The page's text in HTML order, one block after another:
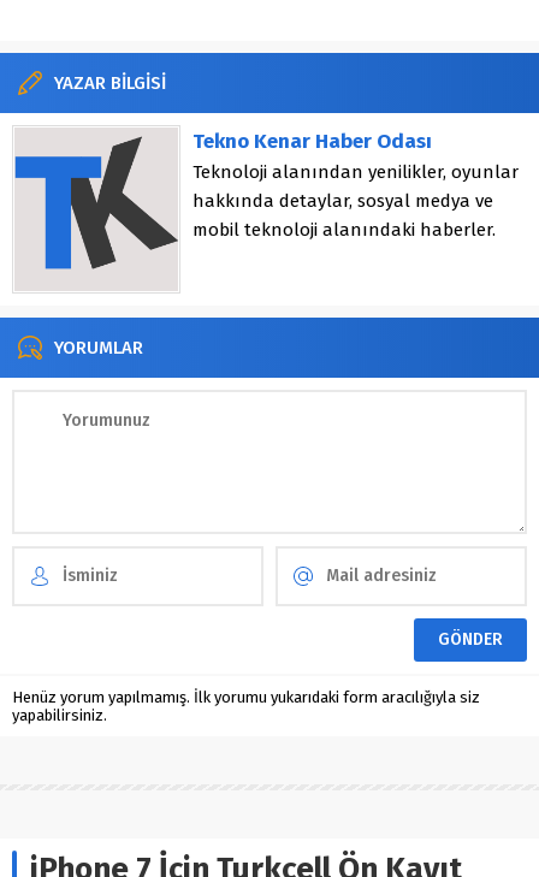
YAZAR BİLGİSİ
Tekno Kenar Haber Odası
Teknoloji alanından yenilikler, oyunlar
hakkında detaylar, sosyal medya ve
mobil teknoloji alanındaki haberler.
YORUMLAR
Henüz yorum yapılmamış. İlk yorumu yukarıdaki form aracılığıyla siz
yapabilirsiniz.
iPhone 7 İçin Turkcell Ön Kayıt